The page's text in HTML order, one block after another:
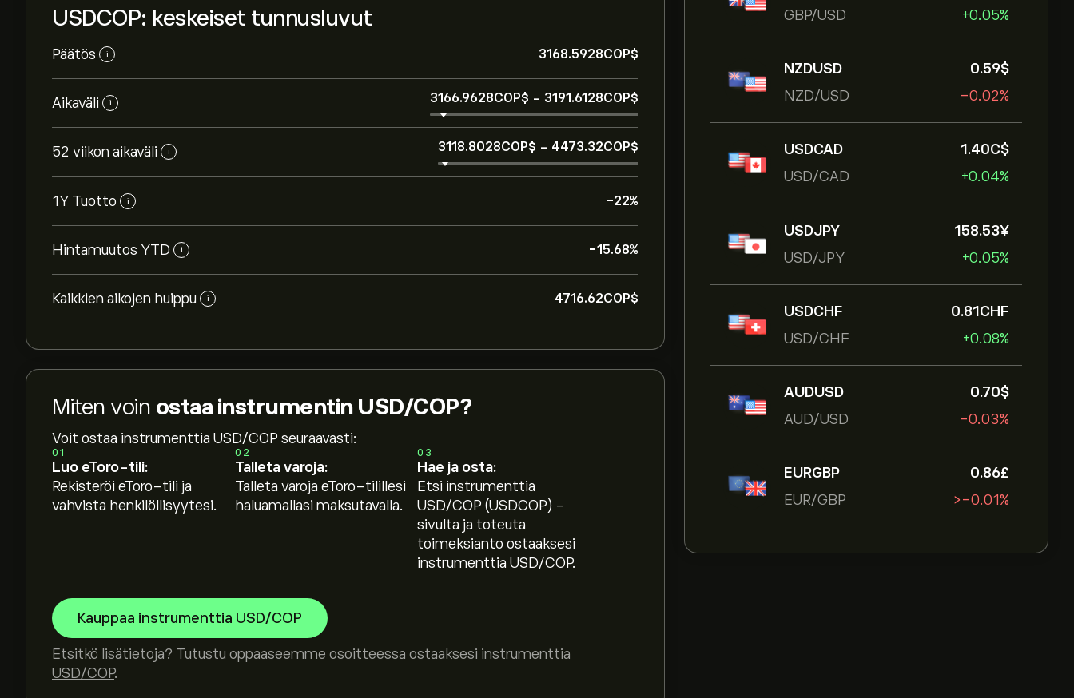
GBP/USD
+0.05%
NZDUSD
NZD/USD
0.59‎$‎
-0.02%
USDCAD
USD/CAD
1.40‎C$‎
+0.04%
USDJPY
USD/JPY
158.53‎¥‎
+0.05%
USDCHF
USD/CHF
0.81‎CHF‎
+0.08%
AUDUSD
AUD/USD
0.70‎$‎
-0.03%
EURGBP
EUR/GBP
0.86‎£‎
‎>-‎0.01%
USDCOP: keskeiset tunnusluvut
Päätös i 3168.5928‎COP$‎
Aikaväli i 3166.9628‎COP$‎ - 3191.6128‎COP$‎
52 viikon aikaväli i 3118.8028‎COP$‎ - 4473.32‎COP$‎
1Y Tuotto i -22%
Hintamuutos YTD i -15.68%
Kaikkien aikojen huippu i 4716.62‎COP$‎
Miten voin ostaa instrumentin USD/COP?
Voit ostaa instrumenttia USD/COP seuraavasti:
01
Luo eToro-tili:
Rekisteröi eToro-tili ja
vahvista henkilöllisyytesi.
02
Talleta varoja:
Talleta varoja eToro-tilillesi
haluamallasi maksutavalla.
03
Hae ja osta:
Etsi instrumenttia
USD/COP (USDCOP) -
sivulta ja toteuta
toimeksianto ostaaksesi
instrumenttia USD/COP.
Kauppaa instrumenttia USD/COP
Etsitkö lisätietoja? Tutustu oppaaseemme osoitteessa ostaaksesi instrumenttia
USD/COP.